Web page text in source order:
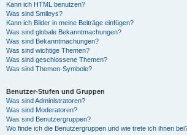
Kann ich HTML benutzen?
Was sind Smileys?
Kann ich Bilder in meine Beiträge einfügen?
Was sind globale Bekanntmachungen?
Was sind Bekanntmachungen?
Was sind wichtige Themen?
Was sind geschlossene Themen?
Was sind Themen-Symbole?
Benutzer-Stufen und Gruppen
Was sind Administratoren?
Was sind Moderatoren?
Was sind Benutzergruppen?
Wo finde ich die Benutzergruppen und wie trete ich ihnen